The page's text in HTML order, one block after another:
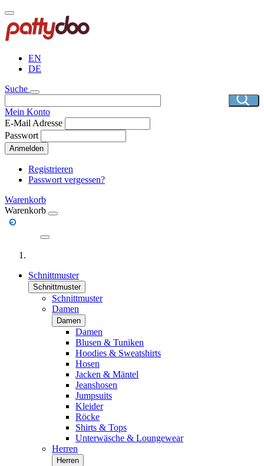
Direkt
zum
Inhalt
EN
DE
Suche
Mein Konto
E-Mail Adresse
Passwort
Anmelden
Registrieren
Passwort vergessen?
Warenkorb
Warenkorb
Schnittmuster
Schnittmuster
Schnittmuster
Damen
Damen
Damen
Blusen & Tuniken
Hoodies & Sweatshirts
Hosen
Jacken & Mäntel
Jeanshosen
Jumpsuits
Kleider
Röcke
Shirts & Tops
Unterwäsche & Loungewear
Herren
Herren